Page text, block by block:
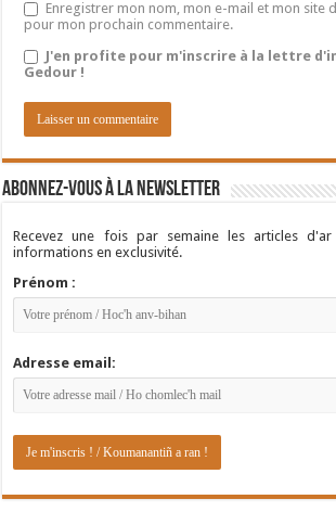
Enregistrer mon nom, mon e-mail et mon site
pour mon prochain commentaire.
J'en profite pour m'inscrire à la lettre
Gedour !
Abonnez-vous à la newsletter
Recevez une fois par semaine les articles
informations en exclusivité.
Prénom :
Adresse email: